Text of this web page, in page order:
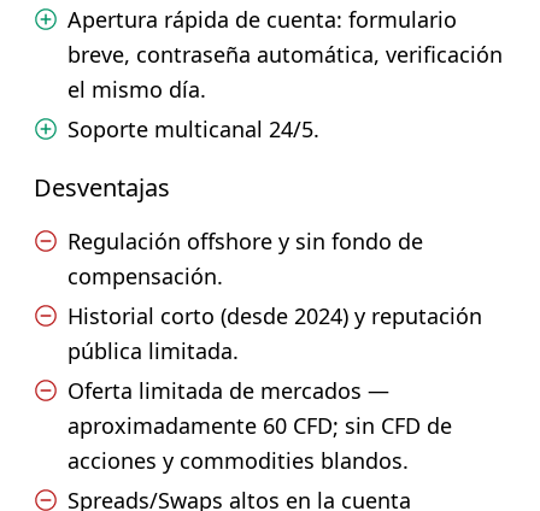
Apertura rápida de cuenta: formulario
breve, contraseña automática, verificación
el mismo día.
Soporte multicanal 24/5.
Desventajas
Regulación offshore y sin fondo de
compensación.
Historial corto (desde 2024) y reputación
pública limitada.
Oferta limitada de mercados —
aproximadamente 60 CFD; sin CFD de
acciones y commodities blandos.
Spreads/Swaps altos en la cuenta